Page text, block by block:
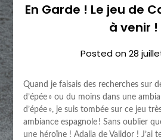
En Garde ! Le jeu de
à venir !
Posted on28
Quand je faisais des recherches sur
d’épée » ou du moins dans une
d’épée », je suis tombée sur ce jeu
ambiance espagnole ! Sans oublier
une héroïne ! Adalia de Validor ! J’ai